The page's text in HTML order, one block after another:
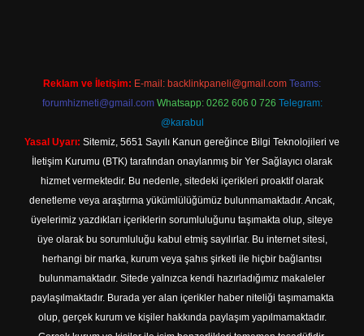
Reklam ve İletişim: E-mail: backlinkpaneli@gmail.com Teams:
forumhizmeti@gmail.com Whatsapp: 0262 606 0 726 Telegram:
@karabul
Yasal Uyarı: Sitemiz, 5651 Sayılı Kanun gereğince Bilgi Teknolojileri ve
İletişim Kurumu (BTK) tarafından onaylanmış bir Yer Sağlayıcı olarak
hizmet vermektedir. Bu nedenle, sitedeki içerikleri proaktif olarak
denetleme veya araştırma yükümlülüğümüz bulunmamaktadır. Ancak,
üyelerimiz yazdıkları içeriklerin sorumluluğunu taşımakta olup, siteye
üye olarak bu sorumluluğu kabul etmiş sayılırlar. Bu internet sitesi,
herhangi bir marka, kurum veya şahıs şirketi ile hiçbir bağlantısı
bulunmamaktadır. Sitede yalnızca kendi hazırladığımız makaleler
paylaşılmaktadır. Burada yer alan içerikler haber niteliği taşımamakta
olup, gerçek kurum ve kişiler hakkında paylaşım yapılmamaktadır.